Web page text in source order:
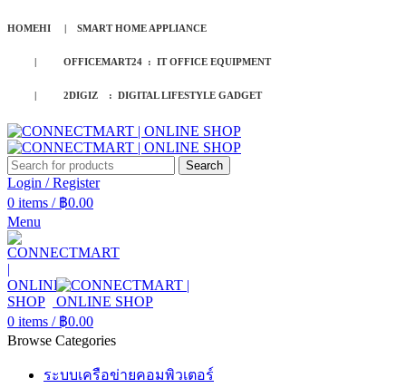
HOMEHI | SMART HOME APPLIANCE
| OFFICEMART24 : IT OFFICE EQUIPMENT
| 2DIGIZ : DIGITAL LIFESTYLE GADGET
Search
Login / Register
0 items / ฿0.00
Menu
0 items / ฿0.00
Browse Categories
ระบบเครือข่ายคอมพิวเตอร์